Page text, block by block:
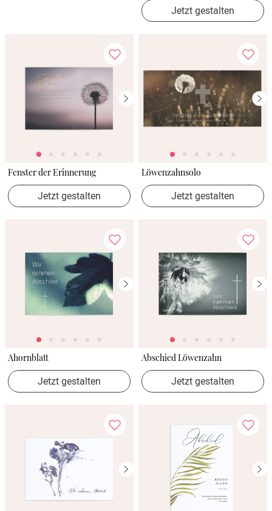
Jetzt gestalten
Fenster der Erinnerung
Jetzt gestalten
Löwenzahnsolo
Jetzt gestalten
Ahornblatt
Jetzt gestalten
Abschied Löwenzahn
Jetzt gestalten